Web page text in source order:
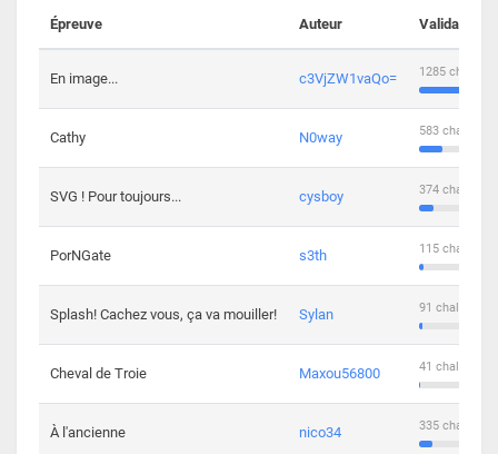
Épreuve Auteur Validations
En image... c3VjZW1vaQo= 1285
Cathy N0way 583
SVG ! Pour toujours... cysboy 374
PorNGate s3th 115
Splash! Cachez vous, ça va mouiller! Sylan 91
Cheval de Troie Maxou56800 41
À l'ancienne nico34 335